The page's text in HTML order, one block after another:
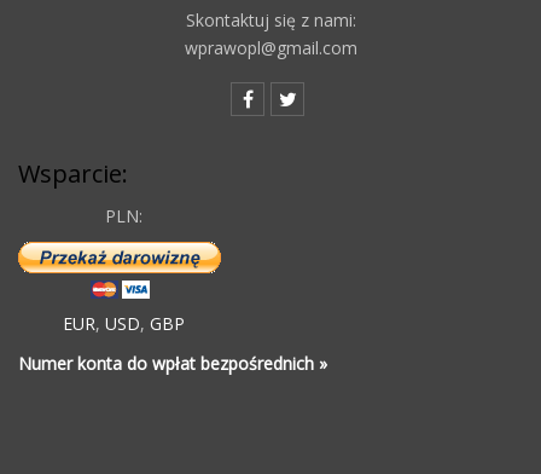
Skontaktuj się z nami:
wprawopl@gmail.com
Wsparcie:
PLN:
EUR, USD, GBP
Numer konta do wpłat bezpośrednich »